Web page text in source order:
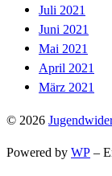
Juli 2021
Juni 2021
Mai 2021
April 2021
März 2021
© 2026
Powered by WP –